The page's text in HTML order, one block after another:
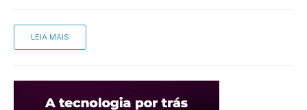
LEIA MAIS